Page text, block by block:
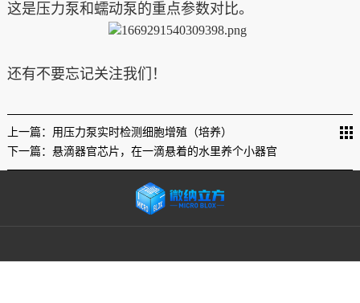
这是压力泵和蠕动泵的重点参数对比。
还有不要忘记关注我们！
上一篇：用压力泵实时检测细胞增殖（培养）
下一篇：悬滴器官芯片，在一滴悬着的水里养个小器官